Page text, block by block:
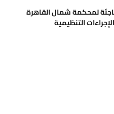
لمحكمة شمال القاهرة
التنظيمية